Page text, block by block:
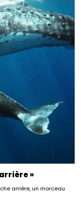
»
arrière, un morceau